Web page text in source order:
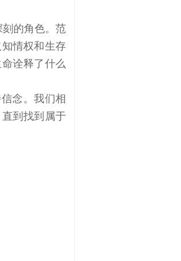
的角色。范
情权和生存
诠释了什么
念。我们相
到找到属于